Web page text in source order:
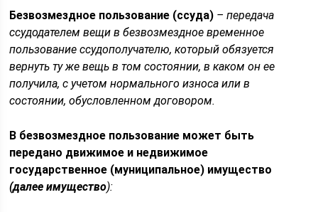
Безвозмездное пользование (ссуда) – передача
ссудодателем вещи в безвозмездное временное
пользование ссудополучателю, который обязуется
вернуть ту же вещь в том состоянии, в каком он ее
получила, с учетом нормального износа или в
состоянии, обусловленном договором.
В безвозмездное пользование может быть
передано движимое и недвижимое
государственное (муниципальное) имущество
(далее имущество):